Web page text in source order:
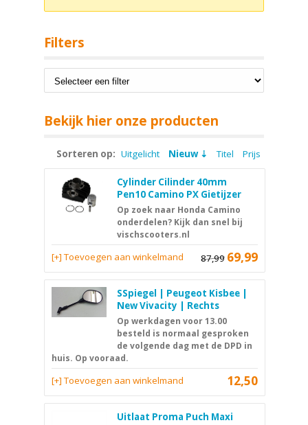
Filters
Bekijk hier onze producten
Sorteren op: Uitgelicht Nieuw Titel Prijs
Cylinder Cilinder 40mm
Pen10 Camino PX Gietijzer
Op zoek naar Honda Camino
onderdelen? Kijk dan snel bij
vischscooters.nl
87,99 69,99
[+] Toevoegen aan winkelmand
SSpiegel | Peugeot Kisbee |
New Vivacity | Rechts
Op werkdagen voor 13.00
besteld is normaal gesproken
de volgende dag met de DPD in
huis. Op vooraad.
12,50
[+] Toevoegen aan winkelmand
Uitlaat Proma Puch Maxi